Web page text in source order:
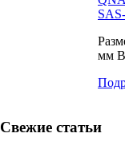
мм
Свежие статьи